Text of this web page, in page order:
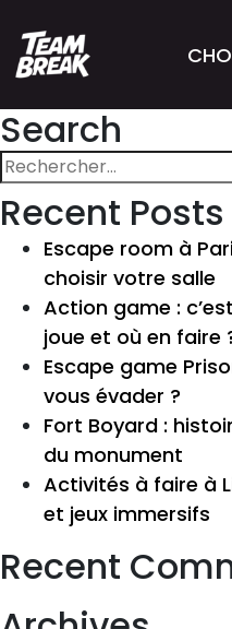
Search
Rechercher :
Recent Posts
Escape room à
choisir votre salle
Action game :
joue et où en faire
Escape game
vous évader ?
Fort Boyard :
du monument
Activités à faire à
et jeux immersifs
Recent